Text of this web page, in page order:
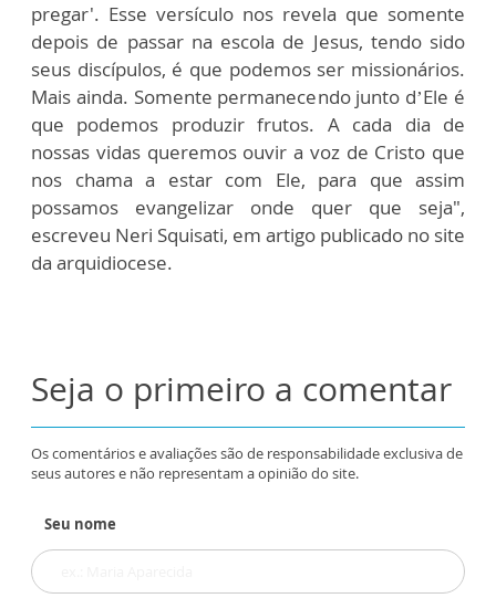
pregar'. Esse versículo nos revela que somente
depois de passar na escola de Jesus, tendo sido
seus discípulos, é que podemos ser missionários.
Mais ainda. Somente permanecendo junto d’Ele é
que podemos produzir frutos. A cada dia de
nossas vidas queremos ouvir a voz de Cristo que
nos chama a estar com Ele, para que assim
possamos evangelizar onde quer que seja",
escreveu Neri Squisati, em artigo publicado no site
da arquidiocese.
Seja o primeiro a comentar
Os comentários e avaliações são de responsabilidade exclusiva de
seus autores e não representam a opinião do site.
Seu nome